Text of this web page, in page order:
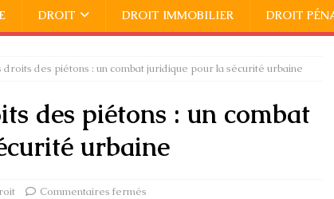
DROIT DROIT IMMOBILIER DROIT
droits des piétons : un combat juridique pour la sécurité urbaine
des piétons : un combat
urbaine
Commentaires fermés